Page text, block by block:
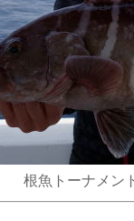
根魚トーナメン